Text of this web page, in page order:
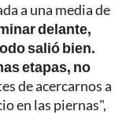
a una media de
delante,
salió bien.
etapas, no
de acercarnos a
en las piernas",